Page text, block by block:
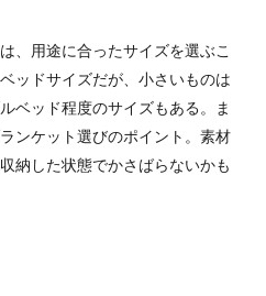
、用途に合ったサイズを選ぶこ
ッドサイズだが、小さいものは
ベッド程度のサイズもある。ま
ンケット選びのポイント。素材
納した状態でかさばらないかも